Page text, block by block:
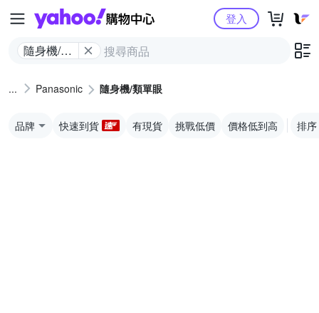
Yahoo購物中心
隨身機/類
登入
Panasonic 隨身機/類單眼
品牌 快速到貨 有現貨 挑戰低價 價格低到高 排序